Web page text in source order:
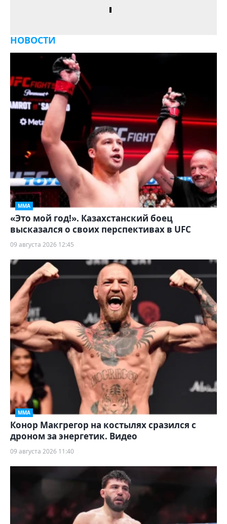
НОВОСТИ
ММА
«Это мой год!». Казахстанский боец
высказался о своих перспективах в UFC
09 августа 2026 12:45
ММА
Конор Макгрегор на костылях сразился с
дроном за энергетик. Видео
09 августа 2026 11:40